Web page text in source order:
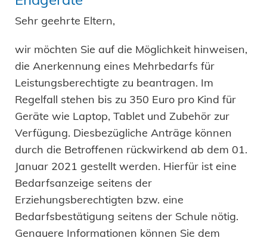
Sehr geehrte Eltern,
wir möchten Sie auf die Möglichkeit hinweisen,
die Anerkennung eines Mehrbedarfs für
Leistungsberechtigte zu beantragen. Im
Regelfall stehen bis zu 350 Euro pro Kind für
Geräte wie Laptop, Tablet und Zubehör zur
Verfügung. Diesbezügliche Anträge können
durch die Betroffenen rückwirkend ab dem 01.
Januar 2021 gestellt werden. Hierfür ist eine
Bedarfsanzeige seitens der
Erziehungsberechtigten bzw. eine
Bedarfsbestätigung seitens der Schule nötig.
Genauere Informationen können Sie dem